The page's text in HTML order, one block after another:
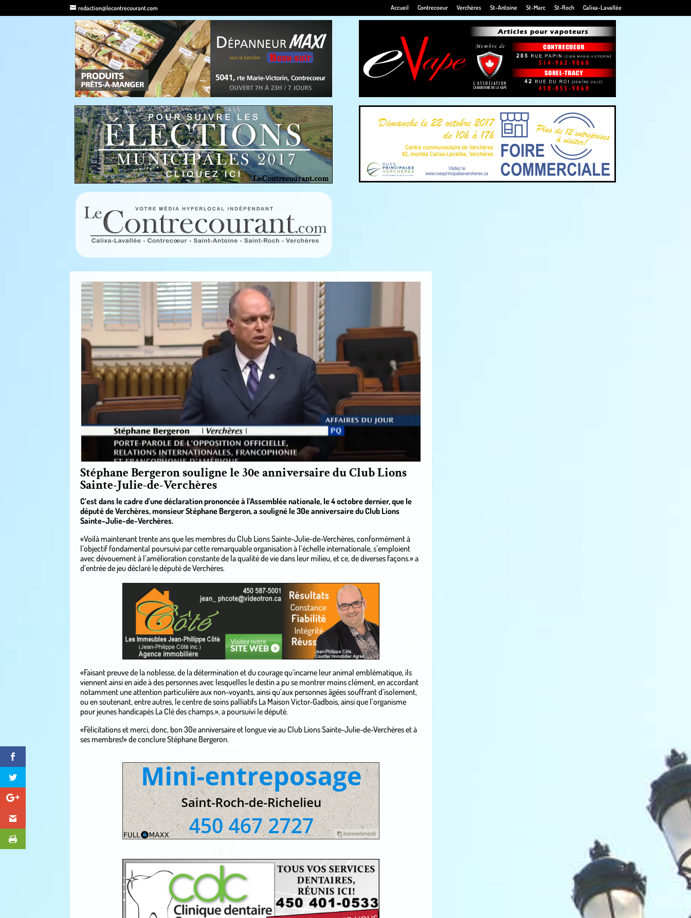
redaction@lecontrecourant.com Accueil Contrecoeur Verchères St-Antoine St-Marc St-Roch Calixa-Lavallée
Stéphane Bergeron souligne le 30e anniversaire du Club Lions
Sainte-Julie-de-Verchères
C’est dans le cadre d’une déclaration prononcée à l’Assemblée nationale, le 4 octobre dernier, que le
député de Verchères, monsieur Stéphane Bergeron, a souligné le 30e anniversaire du Club Lions
Sainte-Julie-de-Verchères.
«Voilà maintenant trente ans que les membres du Club Lions Sainte-Julie-de-Verchères, conformément à
l’objectif fondamental poursuivi par cette remarquable organisation à l’échelle internationale, s’emploient
avec dévouement à l’amélioration constante de la qualité de vie dans leur milieu, et ce, de diverses façons.» a
d’entrée de jeu déclaré le député de Verchères.
«Faisant preuve de la noblesse, de la détermination et du courage qu’incarne leur animal emblématique, ils
viennent ainsi en aide à des personnes avec lesquelles le destin a pu se montrer moins clément, en accordant
notamment une attention particulière aux non-voyants, ainsi qu’aux personnes âgées souffrant d’isolement,
ou en soutenant, entre autres, le centre de soins palliatifs La Maison Victor-Gadbois, ainsi que l’organisme
pour jeunes handicapés La Clé des champs.», a poursuivi le député.
«Félicitations et merci, donc, bon 30e anniversaire et longue vie au Club Lions Sainte-Julie-de-Verchères et à
ses membres!» de conclure Stéphane Bergeron.